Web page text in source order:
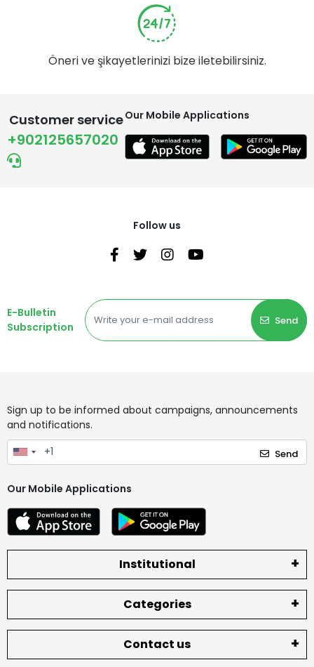
Öneri ve şikayetlerinizi bize iletebilirsiniz.
Customer service
+902125657020
Our Mobile Applications
Follow us
E-Bulletin
Subscription
Send
Sign up to be informed about campaigns, announcements
and notifications.
Send
Our Mobile Applications
Institutional
Categories
Contact us